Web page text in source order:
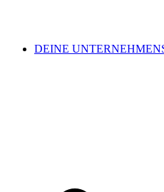
DEINE